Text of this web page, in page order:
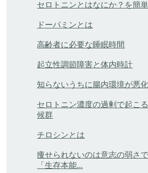
セロトニンとはなにか？を簡
ドーパミンとは
高齢者に必要な睡眠時間
起立性調節障害と体内時計
知らないうちに腸内環境が悪
セロトニン濃度の過剰で起こ
候群
チロシンとは
痩せられないのは意志の弱さ
「生存本能...